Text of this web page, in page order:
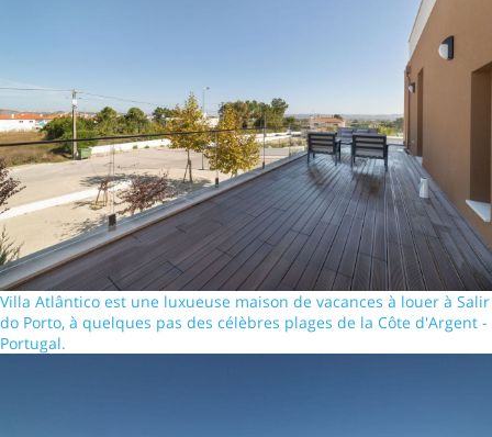
Villa Atlântico est une luxueuse maison de vacances à louer à Salir
do Porto, à quelques pas des célèbres plages de la Côte d'Argent -
Portugal.